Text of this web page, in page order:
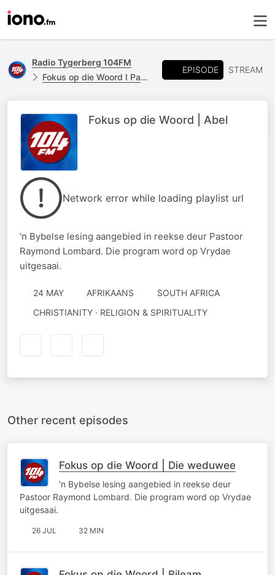
Radio Tygerberg 104FM
Fokus op die Woord I Pastoor Raymond Lombard
EPISODE STREAM
Fokus op die Woord | Abel
Network error while loading playlist url
'n Bybelse lesing aangebied in reekse deur Pastoor
Raymond Lombard. Die program word op Vrydae
uitgesaai.
24 MAY AFRIKAANS
SOUTH AFRICA
CHRISTIANITY · RELIGION & SPIRITUALITY
Other recent episodes
Fokus op die Woord | Die weduwee
'n Bybelse lesing aangebied in reekse deur
Pastoor Raymond Lombard. Die program word op Vrydae
uitgesaai.
26 JUL 32 MIN